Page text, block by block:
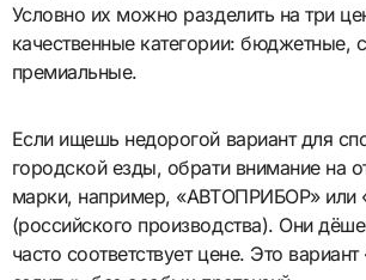
Условно их можно разделить на три
качественные категории: бюджетные,
премиальные.
Если ищешь недорогой вариант для
городской езды, обрати внимание на
марки, например, «АВТОПРИБОР» или
(российского производства). Они
часто соответствует цене. Это вариант